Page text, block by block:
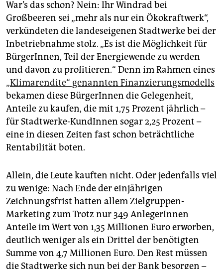
War’s das schon? Nein: Ihr Windrad bei
Großbeeren sei „mehr als nur ein Ökokraftwerk“,
verkündeten die landeseigenen Stadtwerke bei der
Inbetriebnahme stolz. „Es ist die Möglichkeit für
BürgerInnen, Teil der Energiewende zu werden
und davon zu profitieren.“ Denn im Rahmen eines
„Klimarendite“ genannten Finanzierungsmodells
bekamen diese BürgerInnen die Gelegenheit,
Anteile zu kaufen, die mit 1,75 Prozent jährlich –
für Stadtwerke-KundInnen sogar 2,25 Prozent –
eine in diesen Zeiten fast schon beträchtliche
Rentabilität boten.
Allein, die Leute kauften nicht. Oder jedenfalls viel
zu wenige: Nach Ende der einjährigen
Zeichnungsfrist hatten allem Zielgruppen-
Marketing zum Trotz nur 349 AnlegerInnen
Anteile im Wert von 1,35 Millionen Euro erworben,
deutlich weniger als ein Drittel der benötigten
Summe von 4,7 Millionen Euro. Den Rest müssen
die Stadtwerke sich nun bei der Bank besorgen –